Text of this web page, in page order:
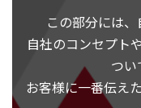
この部分には、
自社のコンセプト
つい
お客様に一番伝え